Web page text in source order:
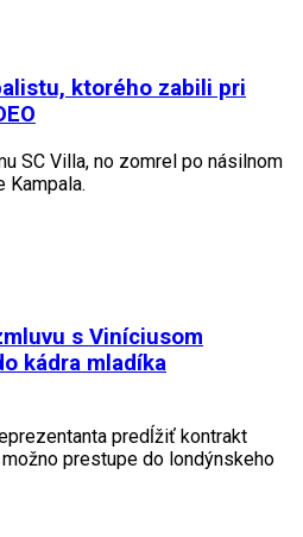
ktorého zabili pri
SC Villa, no zomrel po násilnom
Kampala.
s Viníciusom
kádra mladíka
predĺžiť kontrakt
prestupe do londýnskeho